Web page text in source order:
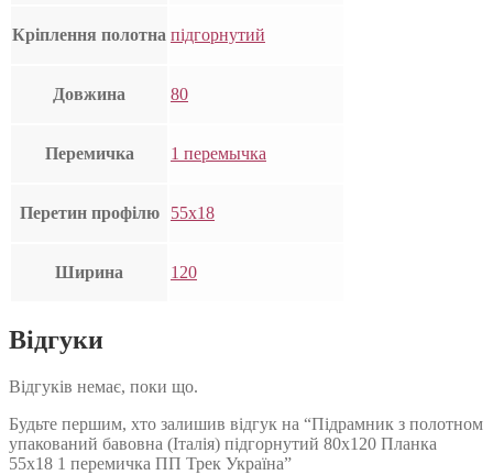
Кріплення полотна підгорнутий
Довжина 80
Перемичка 1 перемычка
Перетин профілю 55х18
Ширина 120
Відгуки
Відгуків немає, поки що.
Будьте першим, хто залишив відгук на “Підрамник з полотном
упакований бавовна (Італія) підгорнутий 80х120 Планка
55х18 1 перемичка ПП Трек Україна”